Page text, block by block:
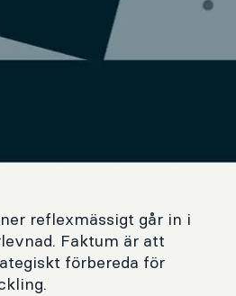
reflexmässigt går in i
Faktum är att
förbereda för